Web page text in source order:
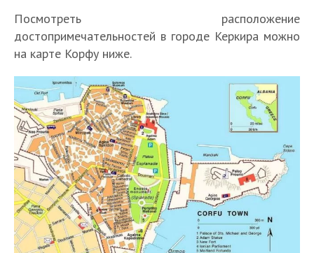
Посмотреть расположение
достопримечательностей в городе Керкира можно
на карте Корфу ниже.